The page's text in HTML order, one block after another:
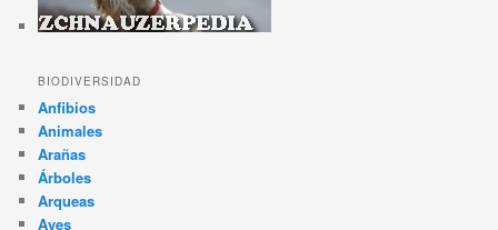
BIODIVERSIDAD
Anfibios
Animales
Arañas
Árboles
Arqueas
Aves